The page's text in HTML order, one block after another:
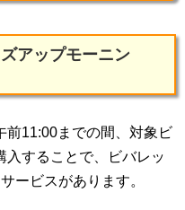
アップモーニン
前11:00までの間、対象ビ
入することで、ビバレッ
ービスがあります。